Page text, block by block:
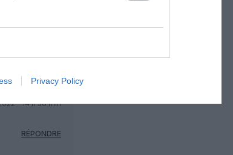
Privacy Policy
- 14 h 36 min
RÉPONDRE